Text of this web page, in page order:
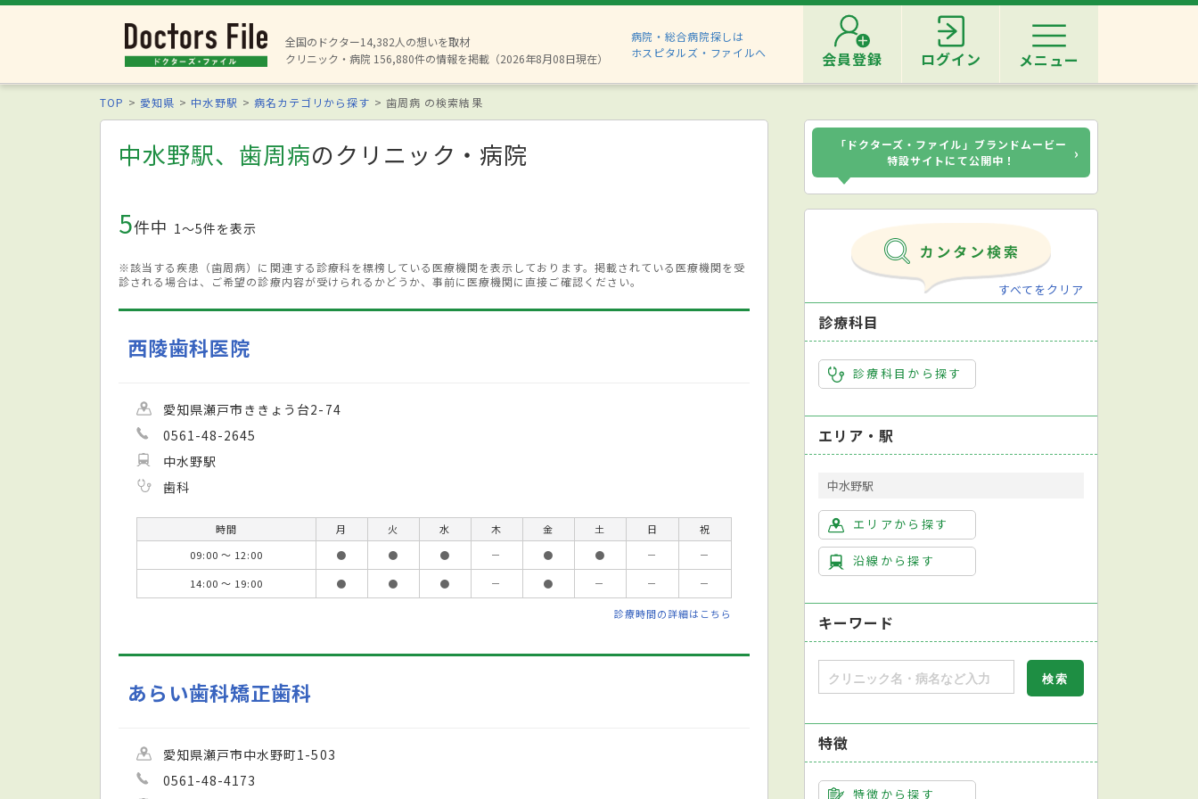
全国のドクター14,382人の想いを取材
クリニック・病院 156,880件の情報を掲載（2026年8月08日現在）
病院・総合病院探しは
ホスピタルズ・ファイルへ
会員登録 ログイン メニュー
TOP 愛知県 中水野駅 病名カテゴリから探す 歯周病 の検索結果
中水野駅、歯周病のクリニック・病院
5件中 1〜5件を表示
※該当する疾患（歯周病）に関連する診療科を標榜している医療機関を表示しております。掲載されている医療機関を受
診される場合は、ご希望の診療内容が受けられるかどうか、事前に医療機関に直接ご確認ください。
西陵歯科医院
愛知県瀬戸市ききょう台2-74
0561-48-2645
中水野駅
歯科
時間 月 火 水 木 金 土 日
祝
09:00 ～ 12:00
● ● ● － ● ● －
－
14:00 ～ 19:00
● ● ● － ● － － －
診療時間の詳細はこちら
あらい歯科矯正歯科
愛知県瀬戸市中水野町1-503
0561-48-4173
「ドクターズ・ファイル」ブランドムービー
特設サイトにて公開中！
›
すべてをクリア
診療科目
診療科目から探す
エリア・駅
中水野駅
エリアから探す
沿線から探す
キーワード
特徴
特徴から探す